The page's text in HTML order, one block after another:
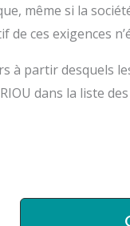
même si la
ces exigences
à partir desquels
dans la liste